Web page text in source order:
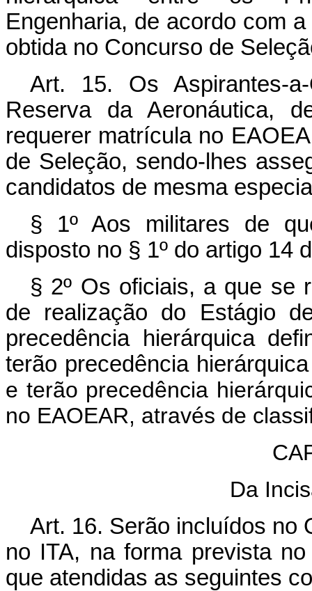
Engenharia, de acordo com
obtida no Concurso de
Art. 15. Os Aspirantes-
Reserva da Aeronáutica,
requerer matrícula no
de Seleção, sendo-lhes
candidatos de mesma
§ 1º Aos militares de
disposto no § 1º do artigo 14
§ 2º Os oficiais, a que se
de realização do Estágio
precedência hierárquica
terão precedência
e terão precedência
no EAOEAR, através de
Da
Art. 16. Serão incluídos no
no ITA, na forma prevista
que atendidas as seguintes